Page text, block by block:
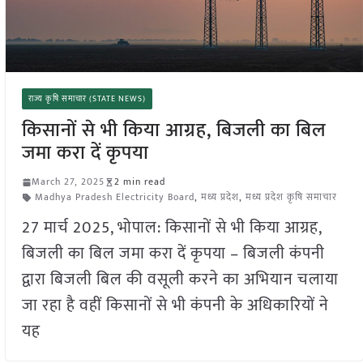
राज्य कृषि समाचार (STATE NEWS)
किसानों से भी किया आग्रह, बिजली का बिल
जमा करा दें कृपया
March 27, 2025
2 min read
Madhya Pradesh Electricity Board, मध्य प्रदेश, मध्य प्रदेश कृषि समाचार
27 मार्च 2025, भोपाल: किसानों से भी किया आग्रह,
बिजली का बिल जमा करा दें कृपया – बिजली कंपनी
द्वारा बिजली बिल की वसूली करने का अभियान चलाया
जा रहा है वहीं किसानों से भी कंपनी के अधिकारियों ने
यह